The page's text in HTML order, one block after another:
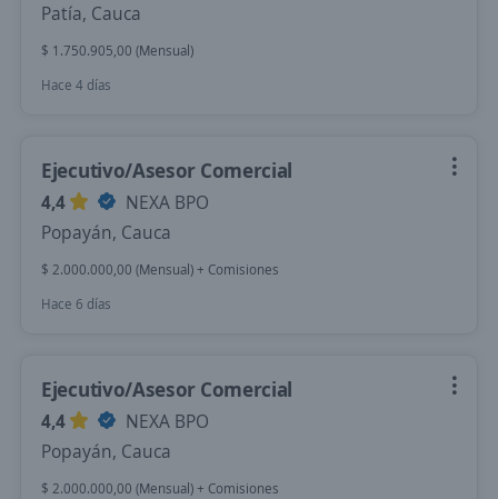
Patía, Cauca
$ 1.750.905,00 (Mensual)
Hace 4 días
Ejecutivo/Asesor Comercial
4,4
NEXA BPO
Popayán, Cauca
$ 2.000.000,00 (Mensual) + Comisiones
Hace 6 días
Ejecutivo/Asesor Comercial
4,4
NEXA BPO
Popayán, Cauca
$ 2.000.000,00 (Mensual) + Comisiones